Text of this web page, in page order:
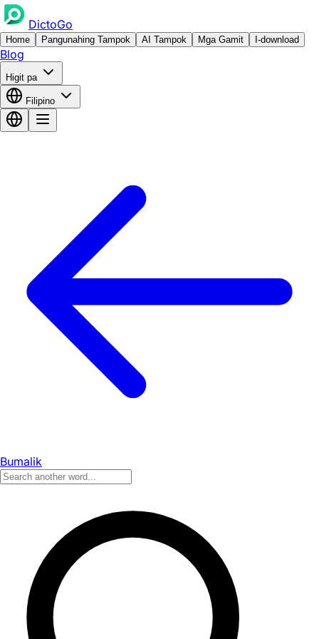
DictoGo
Home Pangunahing Tampok AI Tampok Mga Gamit I-download
Blog
Higit pa
Filipino
Bumalik